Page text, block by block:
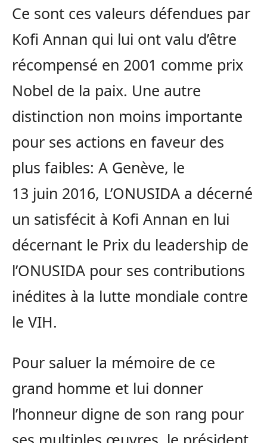
Ce sont ces valeurs défendues par
Kofi Annan qui lui ont valu d’être
récompensé en 2001 comme prix
Nobel de la paix. Une autre
distinction non moins importante
pour ses actions en faveur des
plus faibles: A Genève, le
13 juin 2016, L’ONUSIDA a décerné
un satisfécit à Kofi Annan en lui
décernant le Prix du leadership de
l’ONUSIDA pour ses contributions
inédites à la lutte mondiale contre
le VIH.
Pour saluer la mémoire de ce
grand homme et lui donner
l’honneur digne de son rang pour